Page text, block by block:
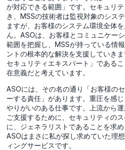
が対応できる範囲」です。セキュリ
き、MSSの技術者は監視対象のシス
ますが、お客様のシステム環境全体
ん。ASOは、お客様とコミュニケー
範囲を把握し、MSSが持っている情
ントの根本的な解決を支援していき
セキュリティエキスパート」である
在意義だと考えています。
ASOには、その名の通り「お客様の
ーする責任」があります。重圧を感
やりがいのある仕事です。上流から
ご支援するために、セキュリティの
に、ジェネラリストであることを求
ASOはまさに私が探し求めていた理
ィングサービスです。